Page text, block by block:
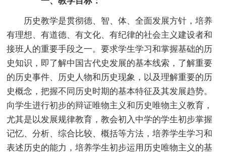
历史教学是贯彻德、智、体、全面发展方针，培养
有理想、有道德、有文化、有纪律的社会主义建设者和
接班人的重要手段之一。要求学生学习和掌握基础的历
史知识，即了解中国古代史发展的基本线索，了解重要
的历史事件、历史人物和历史现象，以及理解重要的历
史概念，把握不同历史时期的基本特征及其发展趋势。
向学生进行初步的辩证唯物主义和历史唯物主义教育，
尤其是以发展规律教育，教会初入中学的学生初步掌握
记忆、分析、综合比较、概括等方法，培养学生学习和
表述历史的能力，培养学生初步运用历史唯物主义的基